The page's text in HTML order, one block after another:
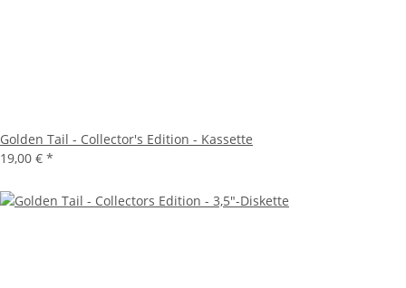
Golden Tail - Collector's Edition - Kassette
19,00 € *